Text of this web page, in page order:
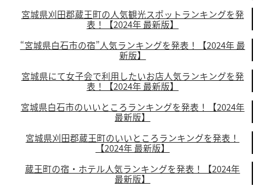
宮城県刈田郡蔵王町の人気観光スポットランキングを発
表！【2024年 最新版】
“宮城県白石市の宿”人気ランキングを発表！【2024年 最
新版】
宮城県にて女子会で利用したいお店人気ランキングを発
表！【2024年 最新版】
宮城県白石市のいいところランキングを発表！【2024年
最新版】
宮城県刈田郡蔵王町のいいところランキングを発表！
【2024年 最新版】
蔵王町の宿・ホテル人気ランキングを発表！【2024年
最新版】